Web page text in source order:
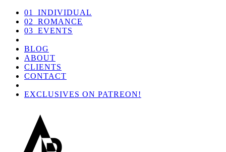
01_INDIVIDUAL
02_ROMANCE
03_EVENTS
BLOG
ABOUT
CLIENTS
CONTACT
EXCLUSIVES ON PATREON!